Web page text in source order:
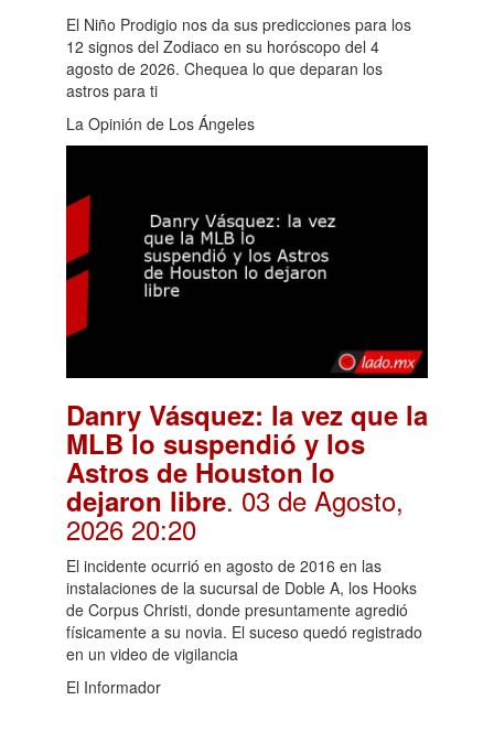
El Niño Prodigio nos da sus predicciones para los
12 signos del Zodiaco en su horóscopo del 4
agosto de 2026. Chequea lo que deparan los
astros para ti
La Opinión de Los Ángeles
Danry Vásquez: la vez que la
MLB lo suspendió y los
Astros de Houston lo
dejaron libre. 03 de Agosto,
2026 20:20
El incidente ocurrió en agosto de 2016 en las
instalaciones de la sucursal de Doble A, los Hooks
de Corpus Christi, donde presuntamente agredió
físicamente a su novia. El suceso quedó registrado
en un video de vigilancia
El Informador